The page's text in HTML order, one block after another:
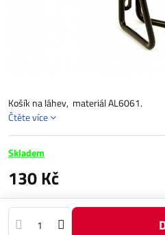
Košík na láhev, materiál AL6061.
Čtěte více
Skladem
130 Kč